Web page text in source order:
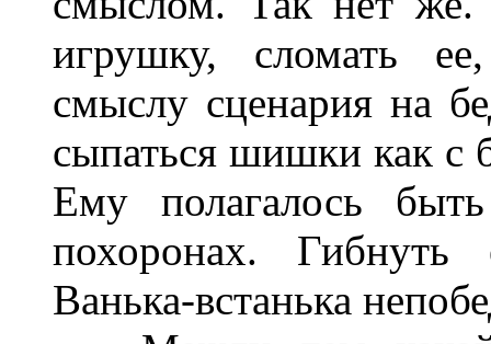
игрушку, сломать
смыслу сценария на
сыпаться шишки как с
Ему полагалось
похоронах.
Ванька-встанька